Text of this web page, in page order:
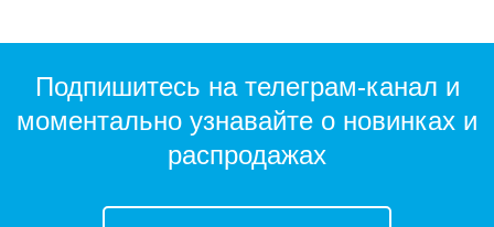
Подпишитесь на телеграм-канал и
моментально узнавайте о новинках и
распродажах